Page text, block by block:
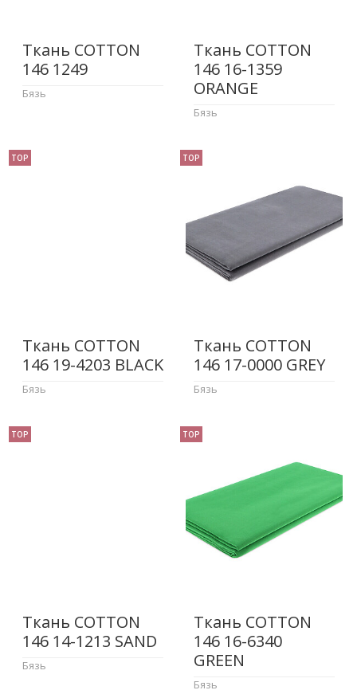
Ткань COTTON
146 1249
Бязь
Ткань COTTON
146 16-1359
ORANGE
Бязь
TOP
Ткань COTTON
146 19-4203 BLACK
Бязь
TOP
Ткань COTTON
146 17-0000 GREY
Бязь
TOP
Ткань COTTON
146 14-1213 SAND
Бязь
TOP
Ткань COTTON
146 16-6340
GREEN
Бязь